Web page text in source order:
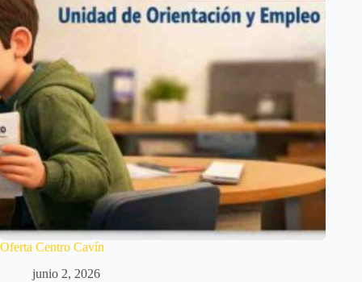
Oferta Centro Cavín
junio 2, 2026